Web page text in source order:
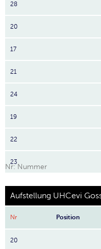
28
20
17
21
24
19
22
23
Nr: Nummer
Aufstellung UHCevi
Nr Position
20